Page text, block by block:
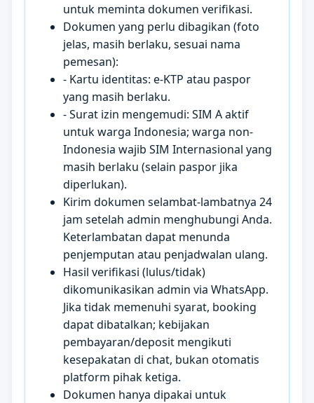
untuk meminta dokumen verifikasi.
Dokumen yang perlu dibagikan (foto
jelas, masih berlaku, sesuai nama
pemesan):
- Kartu identitas: e-KTP atau paspor
yang masih berlaku.
- Surat izin mengemudi: SIM A aktif
untuk warga Indonesia; warga non-
Indonesia wajib SIM Internasional yang
masih berlaku (selain paspor jika
diperlukan).
Kirim dokumen selambat-lambatnya 24
jam setelah admin menghubungi Anda.
Keterlambatan dapat menunda
penjemputan atau penjadwalan ulang.
Hasil verifikasi (lulus/tidak)
dikomunikasikan admin via WhatsApp.
Jika tidak memenuhi syarat, booking
dapat dibatalkan; kebijakan
pembayaran/deposit mengikuti
kesepakatan di chat, bukan otomatis
platform pihak ketiga.
Dokumen hanya dipakai untuk